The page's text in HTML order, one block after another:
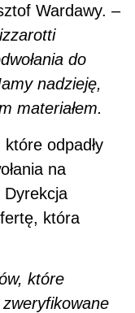
Wardawy. –
do
nadzieję,
materiałem.
odpadły
na
Dyrekcja
która
które